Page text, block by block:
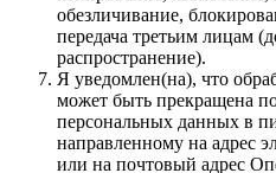
обезличивание,
передача третьим лицам
распространение).
Я уведомлен(на), что
может быть прекращена
персональных данных в
направленному на адрес
или на почтовый адрес